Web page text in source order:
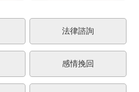
法律諮詢
感情挽回